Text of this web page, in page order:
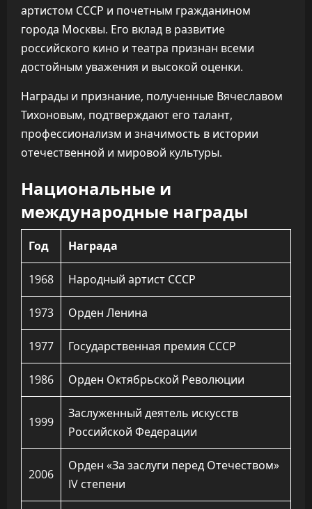
артистом СССР и почетным гражданином
города Москвы. Его вклад в развитие
российского кино и театра признан всеми
достойным уважения и высокой оценки.
Награды и признание, полученные Вячеславом
Тихоновым, подтверждают его талант,
профессионализм и значимость в истории
отечественной и мировой культуры.
Национальные и
международные награды
Год Награда
1968 Народный артист СССР
1973 Орден Ленина
1977 Государственная премия СССР
1986 Орден Октябрьской Революции
1999
Заслуженный деятель искусств
Российской Федерации
2006
Орден «За заслуги перед Отечеством»
IV степени